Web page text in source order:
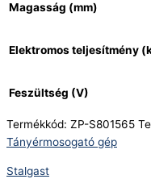
Magasság (mm)
Elektromos teljesítmény
Feszültség (V)
Termékkód: ZP-S801565
Tányérmosogató gép
Stalgast